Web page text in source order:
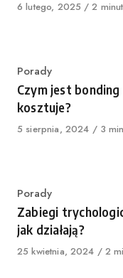
Published
6 lutego, 2025 2
Category
Porady
Czym jest bonding
kosztuje?
Published
5 sierpnia, 2024 3
Category
Porady
Zabiegi
jak działają?
Published
25 kwietnia, 2024 2